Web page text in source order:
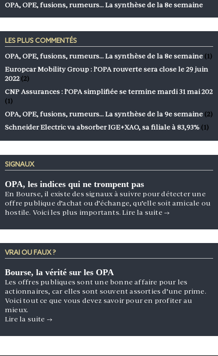
OPA, OPE, fusions, rumeurs… La synthèse de la 8e semaine
LES PLUS COMMENTÉS
OPA, OPE, fusions, rumeurs… La synthèse de la 8e semaine (1)
Europcar Mobility Group : l’OPA rouverte sera close le 29 juin
2022 (2)
CNP Assurances : l’OPA simplifiée se termine mardi 31 mai 202
(1)
OPA, OPE, fusions, rumeurs… La synthèse de la 9e semaine (2)
Schneider Electric va absorber IGE+XAO, sa filiale à 83,93% (1)
SIGNAUX
OPA, les indices qui ne trompent pas
En Bourse, il existe des signaux à suivre pour détecter une
offre publique d’achat ou d’échange, qu’elle soit amicale ou
hostile. Voici les plus importants.Lire la suite →
VRAI OU FAUX ?
Bourse, la vérité sur les OPA
Les offres publiques sont une bonne affaire pour les
actionnaires, car elles sont souvent assorties d’une prime.
Voici tout ce que vous devez savoir pour en profiter au
mieux.
Lire la suite →